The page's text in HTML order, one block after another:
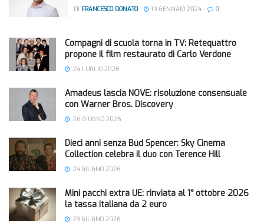
DI FRANCESCO DONATO 19 GENNAIO 2024 0
Compagni di scuola torna in TV: Retequattro
propone il film restaurato di Carlo Verdone
24 LUGLIO 2026
Amadeus lascia NOVE: risoluzione consensuale
con Warner Bros. Discovery
26 GIUGNO 2026
Dieci anni senza Bud Spencer: Sky Cinema
Collection celebra il duo con Terence Hill
24 GIUGNO 2026
Mini pacchi extra UE: rinviata al 1° ottobre 2026
la tassa italiana da 2 euro
23 GIUGNO 2026